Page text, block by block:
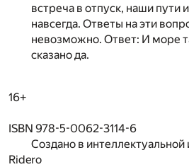
встреча в отпуск, наши пути
навсегда. Ответы на эти
невозможно. Ответ: И море
сказано да.
16+
ISBN 978-5-0062-3114-6
Создано в интеллектуальной
Ridero